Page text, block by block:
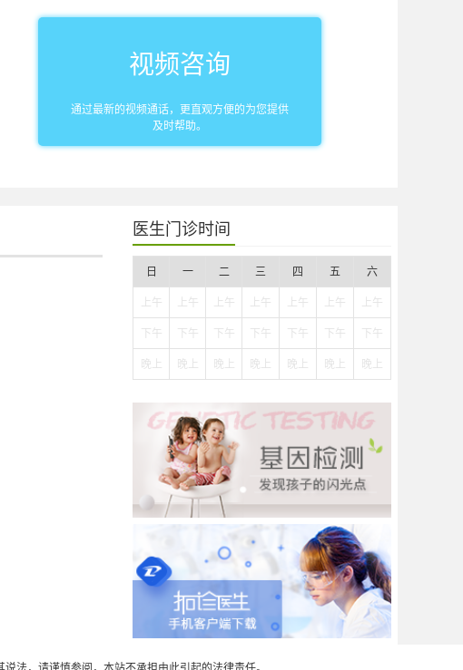
视频咨询
通过最新的视频通话，更直观方便的为您提供
及时帮助。
医生门诊时间
日 一 二 三 四 五 六
上午 上午 上午 上午 上午 上午 上午
下午 下午 下午 下午 下午 下午 下午
晚上 晚上 晚上 晚上 晚上 晚上 晚上